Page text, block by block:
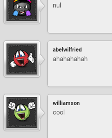
nul
abelwilfried
ahahahahah
williamson
cool